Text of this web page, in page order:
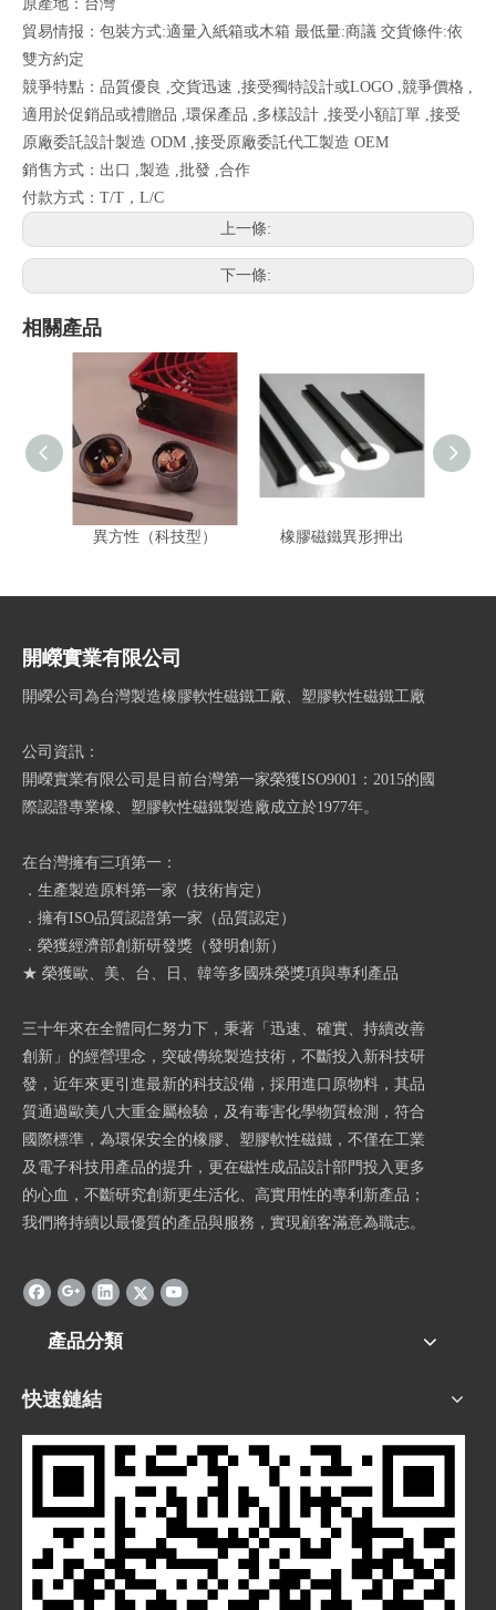
原產地：台灣
貿易情报：包裝方式:適量入紙箱或木箱 最低量:商議 交貨條件:依
雙方約定
競爭特點：品質優良 ,交貨迅速 ,接受獨特設計或LOGO ,競爭價格 ,
適用於促銷品或禮贈品 ,環保產品 ,多樣設計 ,接受小額訂單 ,接受
原廠委託設計製造 ODM ,接受原廠委託代工製造 OEM
銷售方式：出口 ,製造 ,批發 ,合作
付款方式：T/T，L/C
上一條:
下一條:
相關產品
異方性（科技型） 橡膠磁鐵異形押出
開嶸實業有限公司
開嶸公司為台灣製造橡膠軟性磁鐵工廠、塑膠軟性磁鐵工廠
公司資訊：
開嶸實業有限公司是目前台灣第一家榮獲ISO9001：2015的國
際認證專業橡、塑膠軟性磁鐵製造廠成立於1977年。
在台灣擁有三項第一：
．生產製造原料第一家（技術肯定）
．擁有ISO品質認證第一家（品質認定）
．榮獲經濟部創新研發獎（發明創新）
★ 榮獲歐、美、台、日、韓等多國殊榮獎項與專利產品
三十年來在全體同仁努力下，秉著「迅速、確實、持續改善
創新」的經營理念，突破傳統製造技術，不斷投入新科技研
發，近年來更引進最新的科技設備，採用進口原物料，其品
質通過歐美八大重金屬檢驗，及有毒害化學物質檢測，符合
國際標準，為環保安全的橡膠、塑膠軟性磁鐵，不僅在工業
及電子科技用產品的提升，更在磁性成品設計部門投入更多
的心血，不斷研究創新更生活化、高實用性的專利新產品；
我們將持續以最優質的產品與服務，實現顧客滿意為職志。
產品分類
快速鏈結